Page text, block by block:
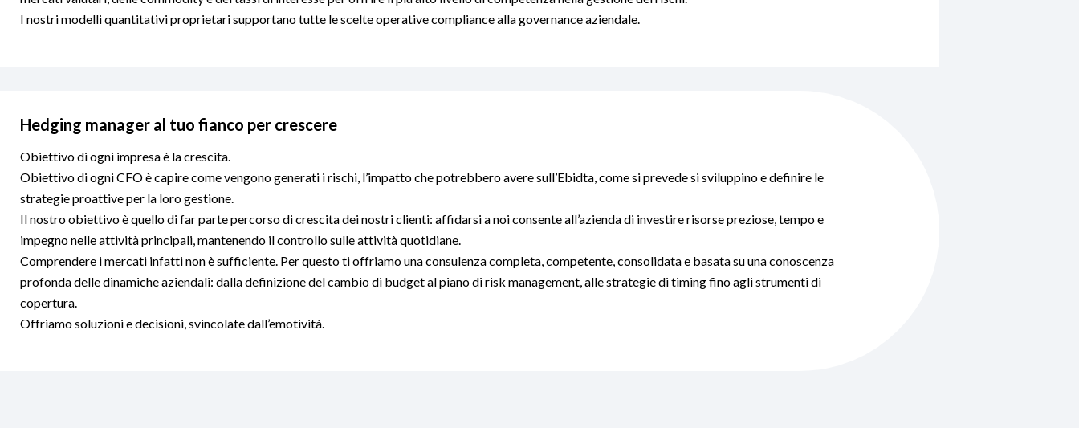
I nostri modelli quantitativi proprietari supportano tutte le scelte operative compliance alla governance aziendale.
Hedging manager al tuo fianco per crescere
Obiettivo di ogni impresa è la crescita.
Obiettivo di ogni CFO è capire come vengono generati i rischi, l’impatto che potrebbero avere sull’Ebidta, come si prevede si sviluppino e definire le
strategie proattive per la loro gestione.
Il nostro obiettivo è quello di far parte percorso di crescita dei nostri clienti: affidarsi a noi consente all’azienda di investire risorse preziose, tempo e
impegno nelle attività principali, mantenendo il controllo sulle attività quotidiane.
Comprendere i mercati infatti non è sufficiente. Per questo ti offriamo una consulenza completa, competente, consolidata e basata su una conoscenza
profonda delle dinamiche aziendali: dalla definizione del cambio di budget al piano di risk management, alle strategie di timing fino agli strumenti di
copertura.
Offriamo soluzioni e decisioni, svincolate dall’emotività.